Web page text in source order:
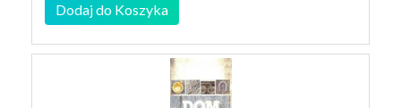
Dodaj do Koszyka